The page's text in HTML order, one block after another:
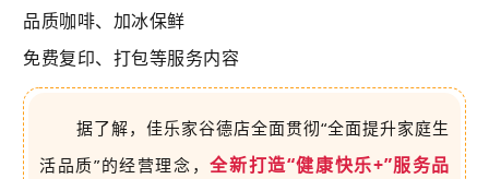
品质咖啡、加冰保鲜
免费复印、 打包等服务内容
据了解，佳乐家谷德店全面贯彻“全面提升家庭生
活品质”的经营理念，全新打造“健康快乐+”服务品